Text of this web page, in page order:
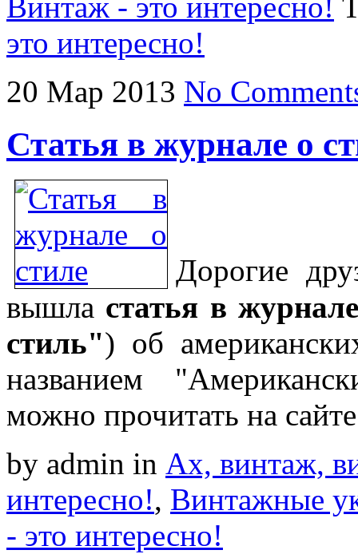
это интересно!
20 Мар 2013 No
Статья в журнале о
Дорогие
вышла статья в
стиль") об
названием
можно прочитать на
by admin in Ах, винтаж,
интересно!, Винтажные
- это интересно!